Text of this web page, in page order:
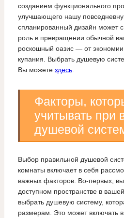
созданием функционального
улучшающего нашу
спланированный дизайн может
роль в превращении обычной
роскошный оазис — от
купания. Выбрать душевую
Вы можете здесь.
Факторы,
учитывать при
душевой
Выбор правильной душевой
комнаты включает в себя
важных факторов. Во-первых,
доступном пространстве в
выбрать душевую систему,
размерам. Это может включать